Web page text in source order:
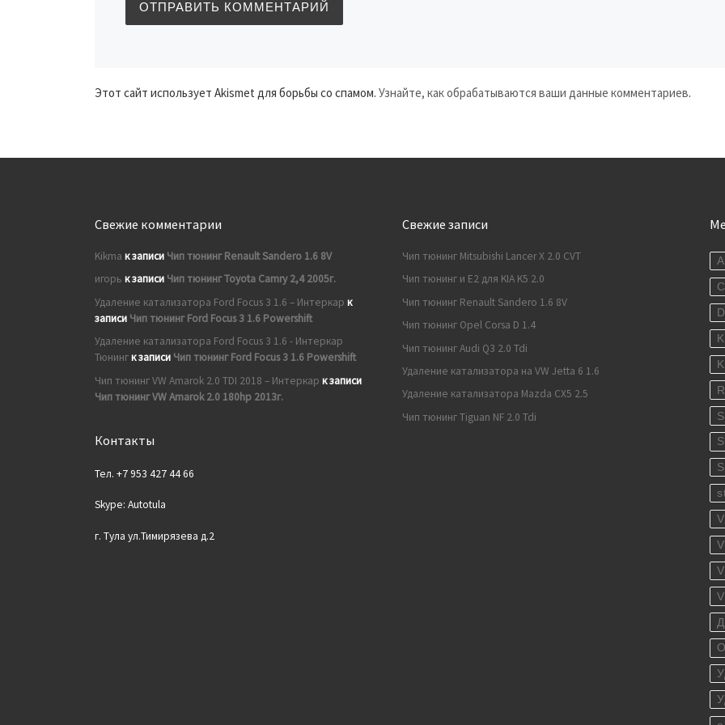
Этот сайт использует Akismet для борьбы со спамом. Узнайте, как обрабатываются ваши данные комментариев.
Свежие комментарии
Kikma к записи Чип тюнинг Renault Sandero 1.6 8V
игорь к записи Чип тюнинг Toyota Camry 2,4 2005г.
Удаление катализатора Ford Focus 3 1.6 – Интеркар к
записи Чип тюнинг Ford Focus 3 1.6 Powershift
Удаление катализатора Ford Focus 3 1.6 - Интеркар
Тюнингк записи Чип тюнинг Ford Focus 3 1.6 Powershift
Чип тюнинг VW Amarok 2.0 TDI 2018 – Интеркар к записи
Чип тюнинг VW Amarok 2.0 180hp 2013г.
Контакты
Тел. +7 953 427 44 66
Skype: Autotula
г. Тула ул.Тимирязева д.2
Свежие записи
Чип тюнинг Mitsubishi Lancer X 2.0 CVT
Чип тюнинг и E2 для KIA K5 2.0
Чип тюнинг Renault Sandero 1.6 8V
Чип тюнинг Opel Corsa D 1.4
Чип тюнинг Audi Q3 2.0 Tdi
Удаление катализатора на VW Jetta 6 1.6
Удаление катализатора Mazda CX5 2.5
Чип тюнинг Tiguan NF 2.0 Tdi